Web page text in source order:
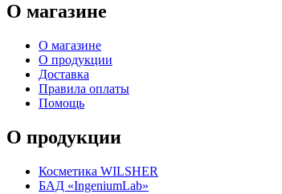
О магазине
О магазине
О продукции
Доставка
Правила оплаты
Помощь
О продукции
Косметика WILSHER
БАД «IngeniumLab»